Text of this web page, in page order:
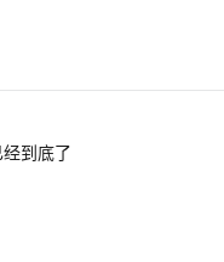
经到底了